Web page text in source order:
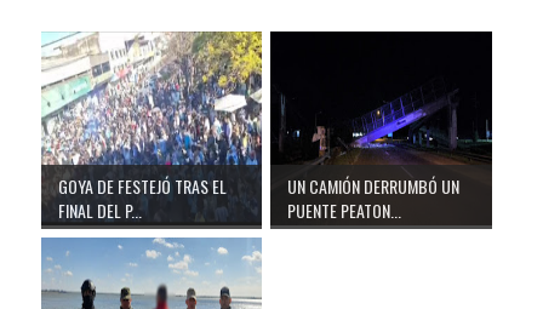
GOYA DE FESTEJÓ TRAS EL
FINAL DEL P...
UN CAMIÓN DERRUMBÓ UN
PUENTE PEATON...